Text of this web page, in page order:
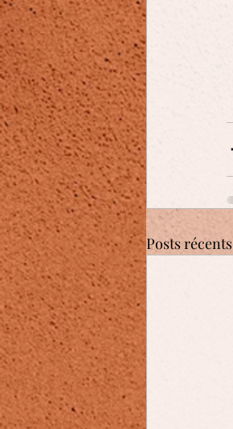
Posts récents